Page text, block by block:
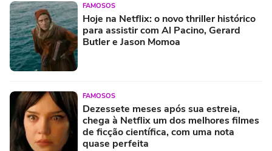
FAMOSOS
Hoje na Netflix: o novo thriller histórico
para assistir com Al Pacino, Gerard
Butler e Jason Momoa
FAMOSOS
Dezessete meses após sua estreia,
chega à Netflix um dos melhores filmes
de ficção científica, com uma nota
quase perfeita